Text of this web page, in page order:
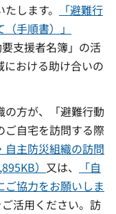
します。
「避難行
手順書）」
支援者名簿」の活
おける助け合いの
の方が、「避難行動
ご自宅を訪問する際
自主防災組織の訪問
） 又は、
「自
協力をお願いしま
活用ください。訪